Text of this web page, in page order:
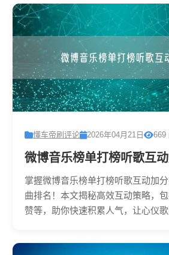
懂车帝刷评论 2026年04月21日 669
微博音乐榜单打榜听歌互
掌握微博音乐榜单打榜听歌互动加
曲排名！本文揭秘高效互动策略，
赞等，助你快速积累人气，让心仪